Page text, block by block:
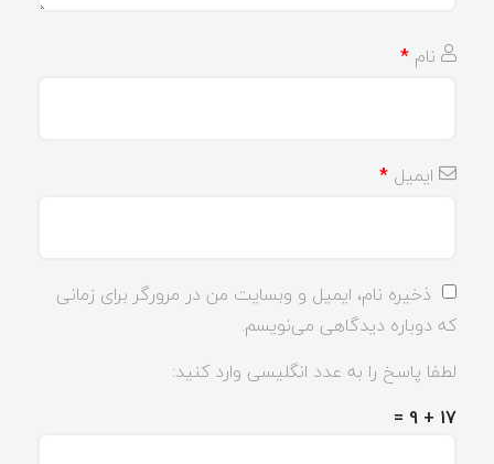
نام *
ایمیل *
ذخیره نام، ایمیل و وبسایت من در مرورگر برای زمانی
که دوباره دیدگاهی می‌نویسم.
لطفا پاسخ را به عدد انگلیسی وارد کنید:
17 + 9 =